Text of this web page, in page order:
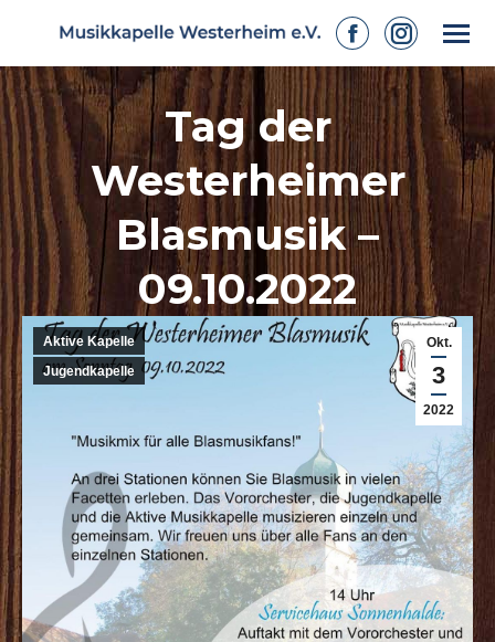
Facebook
page
opens
in
new
window
Instagram
page
opens
in
new
window
Tag der
Westerheimer
Blasmusik –
09.10.2022
Okt.
3
2022
Aktive Kapelle
Jugendkapelle